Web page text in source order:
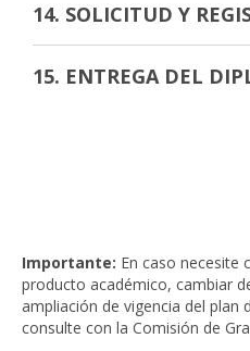
14. SOLICITUD Y
15. ENTREGA DEL
Importante: En caso necesite
producto académico, cambiar
ampliación de vigencia del plan
consulte con la Comisión de